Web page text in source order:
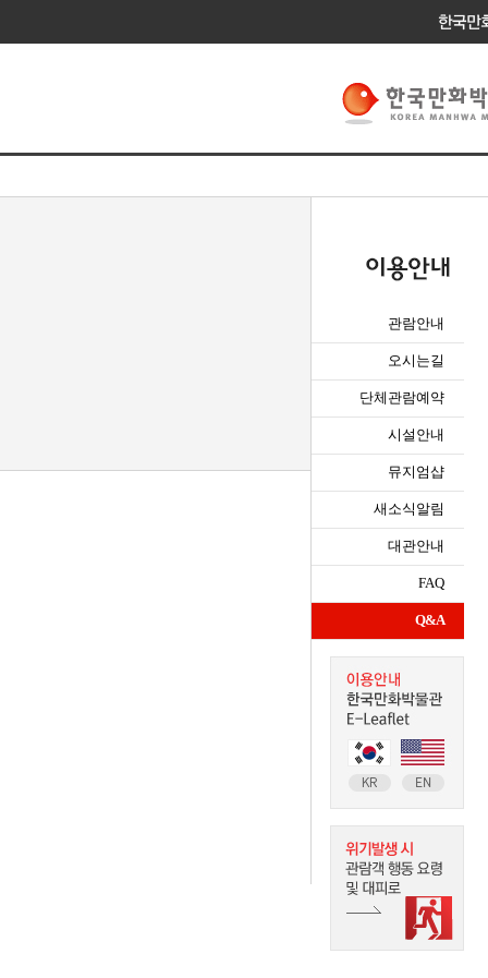
관람안내
오시는길
단체관람예약
시설안내
뮤지엄샵
새소식알림
대관안내
FAQ
Q&A